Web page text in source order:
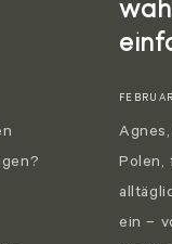
Polen,
ein –